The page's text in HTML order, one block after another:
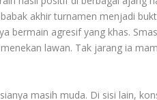
akhir turnamen menjadi
bermain agresif yang khas.
lawan. Tak jarang ia
masih muda. Di sisi lain,